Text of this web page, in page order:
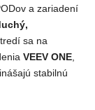
a zariadení
sa na
VEEV ONE
stabilnú